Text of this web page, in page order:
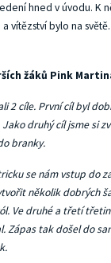
hned v úvodu. K
vítězství bylo na
žáků Pink
2 cíle. První cíl byl
druhý cíl jsme si
branky.
se nám vstup do
několik dobrých
Ve druhé a třetí
Zápas tak došel do